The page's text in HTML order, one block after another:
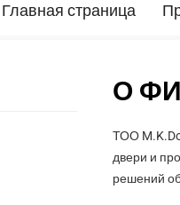
Главная страница
О
ТОО
двери и
решений